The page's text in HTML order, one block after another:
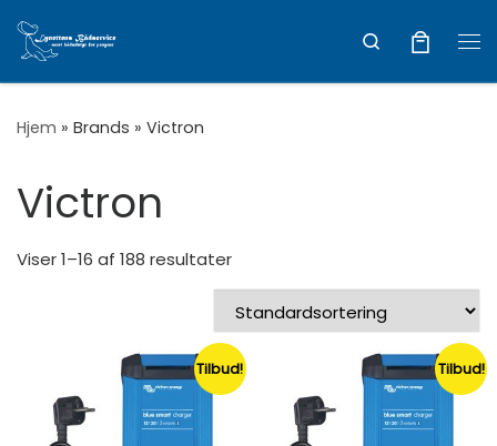
Vis hele indholdet
Search
Hjem » Brands » Victron
Victron
Viser 1–16 af 188 resultater
Tilbud! Tilbud!